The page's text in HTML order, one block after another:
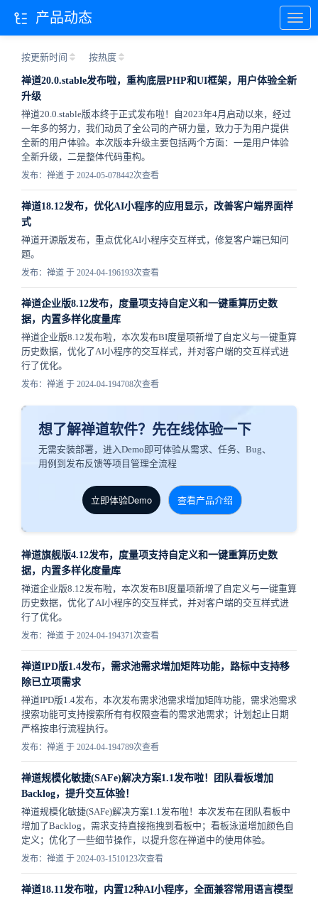
按更新时间 按热度
禅道20.0.stable发布啦，重构底层PHP和UI框架，用户体验全新
升级
禅道20.0.stable版本终于正式发布啦！自2023年4月启动以来，经过
一年多的努力，我们动员了全公司的产研力量，致力于为用户提供
全新的用户体验。本次版本升级主要包括两个方面：一是用户体验
全新升级，二是整体代码重构。
发布：禅道 于 2024-05-078442次查看
禅道18.12发布，优化AI小程序的应用显示，改善客户端界面样
式
禅道开源版发布，重点优化AI小程序交互样式，修复客户端已知问
题。
发布：禅道 于 2024-04-196193次查看
禅道企业版8.12发布，度量项支持自定义和一键重算历史数
据，内置多样化度量库
禅道企业版8.12发布啦，本次发布BI度量项新增了自定义与一键重算
历史数据，优化了AI小程序的交互样式，并对客户端的交互样式进
行了优化。
发布：禅道 于 2024-04-194708次查看
想了解禅道软件？先在线体验一下
无需安装部署，进入Demo即可体验从需求、任务、Bug、
用例到发布反馈等项目管理全流程
立即体验Demo 查看产品介绍
禅道旗舰版4.12发布，度量项支持自定义和一键重算历史数
据，内置多样化度量库
禅道企业版8.12发布啦，本次发布BI度量项新增了自定义与一键重算
历史数据，优化了AI小程序的交互样式，并对客户端的交互样式进
行了优化。
发布：禅道 于 2024-04-194371次查看
禅道IPD版1.4发布，需求池需求增加矩阵功能，路标中支持移
除已立项需求
禅道IPD版1.4发布，本次发布需求池需求增加矩阵功能，需求池需求
搜索功能可支持搜索所有有权限查看的需求池需求；计划起止日期
严格按串行流程执行。
发布：禅道 于 2024-04-194789次查看
禅道规模化敏捷(SAFe)解决方案1.1发布啦！团队看板增加
Backlog，提升交互体验！
禅道规模化敏捷(SAFe)解决方案1.1发布啦！本次发布在团队看板中
增加了Backlog，需求支持直接拖拽到看板中；看板泳道增加颜色自
定义；优化了一些细节操作，以提升您在禅道中的使用体验。
发布：禅道 于 2024-03-1510123次查看
禅道18.11发布啦，内置12种AI小程序，全面兼容常用语言模型
产品动态